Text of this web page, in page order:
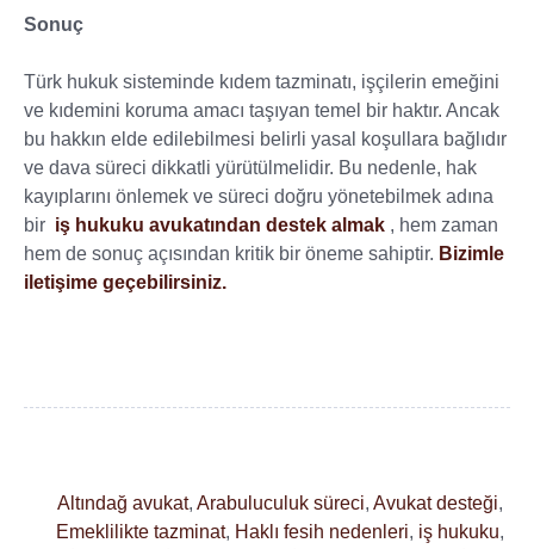
Sonuç
Türk hukuk sisteminde kıdem tazminatı, işçilerin emeğini
ve kıdemini koruma amacı taşıyan temel bir haktır. Ancak
bu hakkın elde edilebilmesi belirli yasal koşullara bağlıdır
ve dava süreci dikkatli yürütülmelidir. Bu nedenle, hak
kayıplarını önlemek ve süreci doğru yönetebilmek adına
bir iş hukuku avukatından destek almak , hem zaman
hem de sonuç açısından kritik bir öneme sahiptir. Bizimle
iletişime geçebilirsiniz.
Altındağ avukat, Arabuluculuk süreci, Avukat desteği,
Emeklilikte tazminat, Haklı fesih nedenleri, iş hukuku,